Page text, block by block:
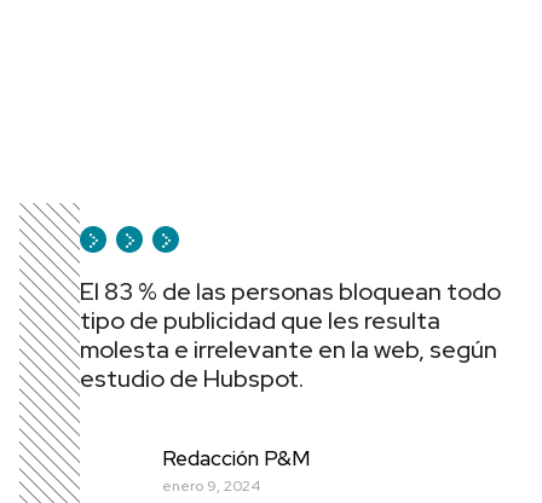
El 83 % de las personas bloquean todo
tipo de publicidad que les resulta
molesta e irrelevante en la web, según
estudio de Hubspot.
Redacción P&M
enero 9, 2024